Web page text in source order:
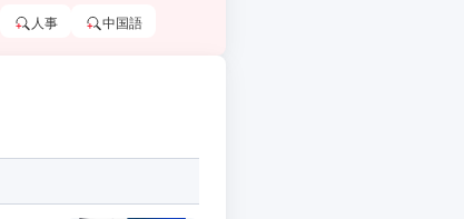
人事 中国語